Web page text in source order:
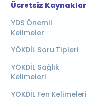
Ücretsiz Kaynaklar
YDS Önemli
Kelimeler
YÖKDİL Soru Tipleri
YÖKDİL Sağlık
Kelimeleri
YÖKDİL Fen Kelimeleri